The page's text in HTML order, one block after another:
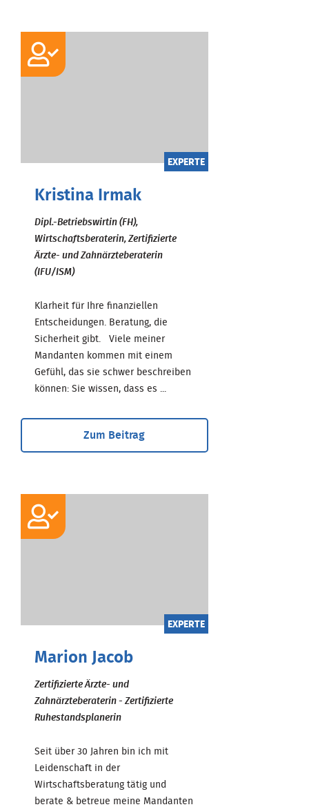
EXPERTE
Kristina Irmak
Dipl.-Betriebswirtin (FH),
Wirtschaftsberaterin, Zertifizierte
Ärzte- und Zahnärzteberaterin
(IFU/ISM)
Klarheit für Ihre finanziellen
Entscheidungen. Beratung, die
Sicherheit gibt. Viele meiner
Mandanten kommen mit einem
Gefühl, das sie schwer beschreiben
können: Sie wissen, dass es ...
Zum Beitrag
EXPERTE
Marion Jacob
Zertifizierte Ärzte- und
Zahnärzteberaterin - Zertifizierte
Ruhestandsplanerin
Seit über 30 Jahren bin ich mit
Leidenschaft in der
Wirtschaftsberatung tätig und
berate & betreue meine Mandanten